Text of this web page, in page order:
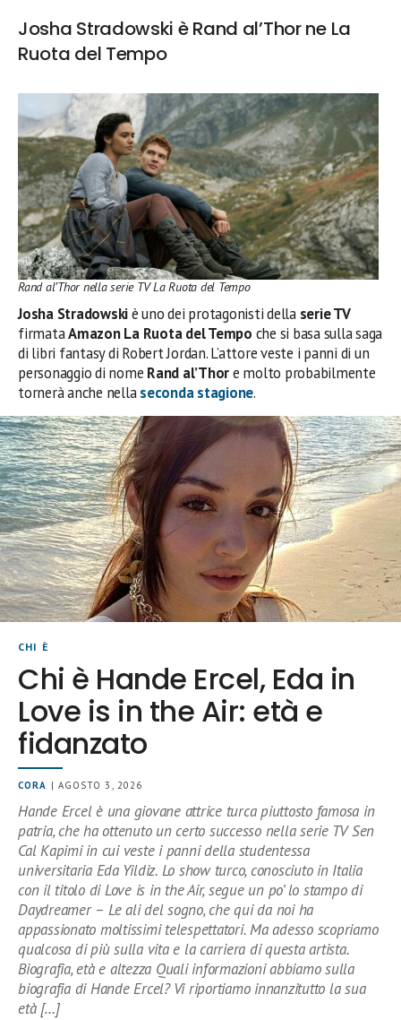
Josha Stradowski è Rand al’Thor ne La
Ruota del Tempo
Rand al’Thor nella serie TV La Ruota del Tempo
Josha Stradowskiè uno dei protagonisti della serie TV
firmataAmazon La Ruota del Tempo che si basa sulla saga
di libri fantasy di Robert Jordan. L’attore veste i panni di un
personaggio di nome Rand al’Thore molto probabilmente
tornerà anche nellaseconda stagione.
CHI È
Chi è Hande Ercel, Eda in
Love is in the Air: età e
fidanzato
CORA | AGOSTO 3, 2026
Hande Ercel è una giovane attrice turca piuttosto famosa in
patria, che ha ottenuto un certo successo nella serie TV Sen
Cal Kapimi in cui veste i panni della studentessa
universitaria Eda Yildiz. Lo show turco, conosciuto in Italia
con il titolo di Love is in the Air, segue un po’ lo stampo di
Daydreamer – Le ali del sogno, che qui da noi ha
appassionato moltissimi telespettatori. Ma adesso scopriamo
qualcosa di più sulla vita e la carriera di questa artista.
Biografia, età e altezza Quali informazioni abbiamo sulla
biografia di Hande Ercel? Vi riportiamo innanzitutto la sua
età […]